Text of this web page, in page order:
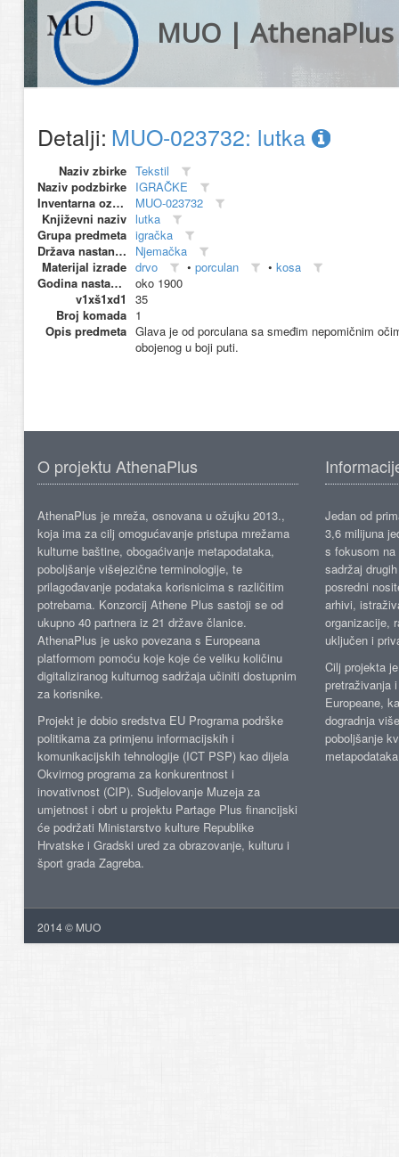
MUO | AthenaPlus
Detalji: MUO-023732: lutka
Naziv zbirke Tekstil
Naziv podzbirke IGRAČKE
Inventarna oznaka
MUO-023732
Književni naziv lutka
Grupa predmeta igračka
Država nastanka
Njemačka
Materijal izrade drvo • porculan • kosa
Godina nastanka
oko 1900
v1xš1xd1
35
Broj komada 1
Opis predmeta Glava je od porculana sa smeđim nepomičnim
obojenog u boji puti.
O projektu AthenaPlus
AthenaPlus je mreža, osnovana u ožujku 2013.,
koja ima za cilj omogućavanje pristupa mrežama
kulturne baštine, obogaćivanje metapodataka,
poboljšanje višejezične terminologije, te
prilagođavanje podataka korisnicima s različitim
potrebama. Konzorcij Athene Plus sastoji se od
ukupno 40 partnera iz 21 države članice.
AthenaPlus je usko povezana s Europeana
platformom pomoću koje koje će veliku količinu
digitaliziranog kulturnog sadržaja učiniti dostupnim
za korisnike.
Projekt je dobio sredstva EU Programa podrške
politikama za primjenu informacijskih i
komunikacijskih tehnologije (ICT PSP) kao dijela
Okvirnog programa za konkurentnost i
inovativnost (CIP). Sudjelovanje Muzeja za
umjetnost i obrt u projektu Partage Plus financijski
će podržati Ministarstvo kulture Republike
Hrvatske i Gradski ured za obrazovanje, kulturu i
šport grada Zagreba.
Jedan od
3,6 milijuna
s fokusom
sadržaj
posredni
arhivi,
organizacije,
uključen i
Cilj projekta
pretraživanja
Europeane,
dogradnja
poboljšanje
2014 © MUO